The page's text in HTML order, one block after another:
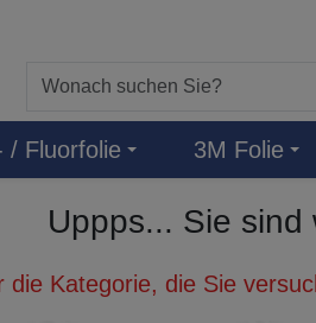
/ Fluorfolie 3M Folie
Uppps... Sie sind
die Kategorie, die Sie